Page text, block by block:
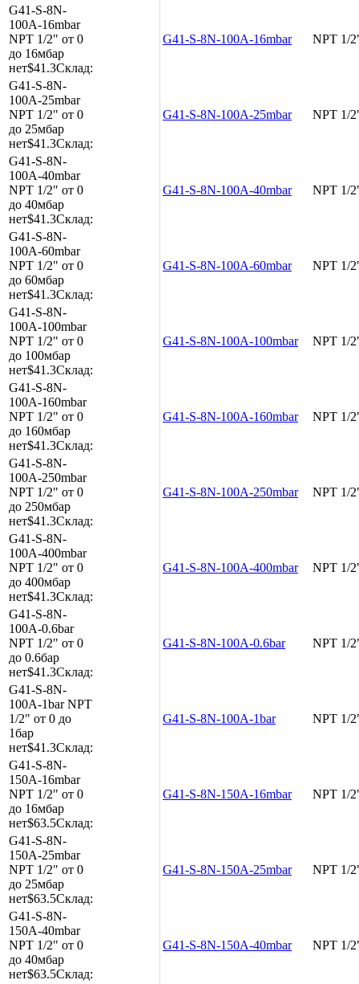
G41-S-8N-
100A-16mbar
NPT 1/2" от 0
до 16мбар
нет$41.3Склад:
G41-S-8N-100A-16mbar NPT 1/
G41-S-8N-
100A-25mbar
NPT 1/2" от 0
до 25мбар
нет$41.3Склад:
G41-S-8N-100A-25mbar NPT 1/
G41-S-8N-
100A-40mbar
NPT 1/2" от 0
до 40мбар
нет$41.3Склад:
G41-S-8N-100A-40mbar NPT 1/
G41-S-8N-
100A-60mbar
NPT 1/2" от 0
до 60мбар
нет$41.3Склад:
G41-S-8N-100A-60mbar NPT 1/
G41-S-8N-
100A-100mbar
NPT 1/2" от 0
до 100мбар
нет$41.3Склад:
G41-S-8N-100A-100mbar NPT 1/
G41-S-8N-
100A-160mbar
NPT 1/2" от 0
до 160мбар
нет$41.3Склад:
G41-S-8N-100A-160mbar NPT 1/
G41-S-8N-
100A-250mbar
NPT 1/2" от 0
до 250мбар
нет$41.3Склад:
G41-S-8N-100A-250mbar NPT 1/
G41-S-8N-
100A-400mbar
NPT 1/2" от 0
до 400мбар
нет$41.3Склад:
G41-S-8N-100A-400mbar NPT 1/
G41-S-8N-
100A-0.6bar
NPT 1/2" от 0
до 0.6бар
нет$41.3Склад:
G41-S-8N-100A-0.6bar NPT 1/
G41-S-8N-
100A-1barNPT
1/2" от 0 до
1бар
нет$41.3Склад:
G41-S-8N-100A-1bar NPT 1/
G41-S-8N-
150A-16mbar
NPT 1/2" от 0
до 16мбар
нет$63.5Склад:
G41-S-8N-150A-16mbar NPT 1/
G41-S-8N-
150A-25mbar
NPT 1/2" от 0
до 25мбар
нет$63.5Склад:
G41-S-8N-150A-25mbar NPT 1/
G41-S-8N-
150A-40mbar
NPT 1/2" от 0
до 40мбар
нет$63.5Склад:
G41-S-8N-150A-40mbar NPT 1/